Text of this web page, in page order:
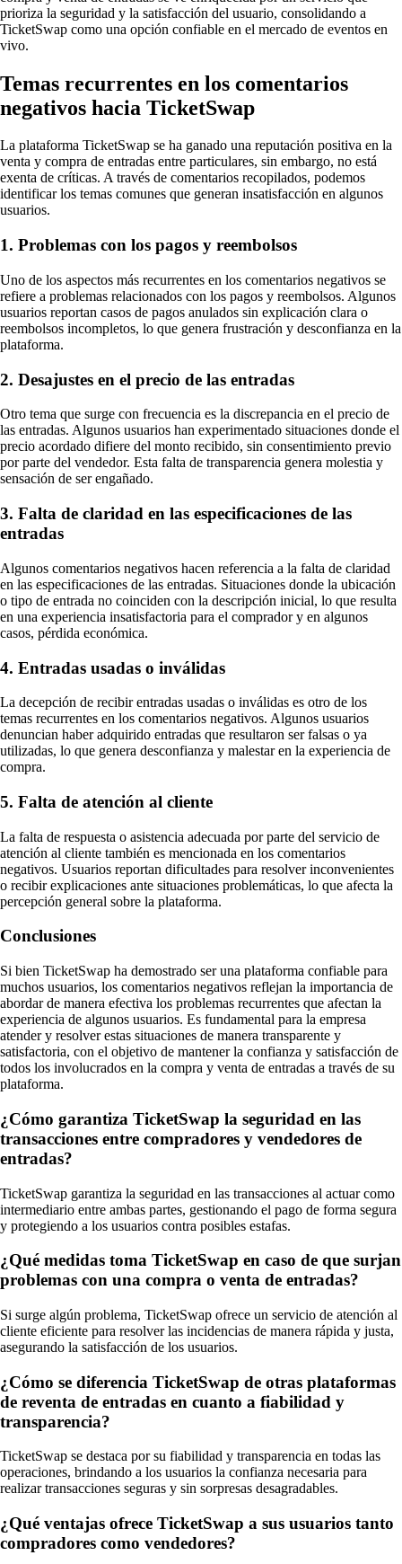
prioriza la seguridad y la satisfacción del usuario, consolidando a
TicketSwap como una opción confiable en el mercado de eventos en
vivo.
Temas recurrentes en los comentarios
negativos hacia TicketSwap
La plataforma TicketSwap se ha ganado una reputación positiva en la
venta y compra de entradas entre particulares, sin embargo, no está
exenta de críticas. A través de comentarios recopilados, podemos
identificar los temas comunes que generan insatisfacción en algunos
usuarios.
1. Problemas con los pagos y reembolsos
Uno de los aspectos más recurrentes en los comentarios negativos se
refiere a problemas relacionados con los pagos y reembolsos. Algunos
usuarios reportan casos de pagos anulados sin explicación clara o
reembolsos incompletos, lo que genera frustración y desconfianza en la
plataforma.
2. Desajustes en el precio de las entradas
Otro tema que surge con frecuencia es la discrepancia en el precio de
las entradas. Algunos usuarios han experimentado situaciones donde el
precio acordado difiere del monto recibido, sin consentimiento previo
por parte del vendedor. Esta falta de transparencia genera molestia y
sensación de ser engañado.
3. Falta de claridad en las especificaciones de las
entradas
Algunos comentarios negativos hacen referencia a la falta de claridad
en las especificaciones de las entradas. Situaciones donde la ubicación
o tipo de entrada no coinciden con la descripción inicial, lo que resulta
en una experiencia insatisfactoria para el comprador y en algunos
casos, pérdida económica.
4. Entradas usadas o inválidas
La decepción de recibir entradas usadas o inválidas es otro de los
temas recurrentes en los comentarios negativos. Algunos usuarios
denuncian haber adquirido entradas que resultaron ser falsas o ya
utilizadas, lo que genera desconfianza y malestar en la experiencia de
compra.
5. Falta de atención al cliente
La falta de respuesta o asistencia adecuada por parte del servicio de
atención al cliente también es mencionada en los comentarios
negativos. Usuarios reportan dificultades para resolver inconvenientes
o recibir explicaciones ante situaciones problemáticas, lo que afecta la
percepción general sobre la plataforma.
Conclusiones
Si bien TicketSwap ha demostrado ser una plataforma confiable para
muchos usuarios, los comentarios negativos reflejan la importancia de
abordar de manera efectiva los problemas recurrentes que afectan la
experiencia de algunos usuarios. Es fundamental para la empresa
atender y resolver estas situaciones de manera transparente y
satisfactoria, con el objetivo de mantener la confianza y satisfacción de
todos los involucrados en la compra y venta de entradas a través de su
plataforma.
¿Cómo garantiza TicketSwap la seguridad en las
transacciones entre compradores y vendedores de
entradas?
TicketSwap garantiza la seguridad en las transacciones al actuar como
intermediario entre ambas partes, gestionando el pago de forma segura
y protegiendo a los usuarios contra posibles estafas.
¿Qué medidas toma TicketSwap en caso de que surjan
problemas con una compra o venta de entradas?
Si surge algún problema, TicketSwap ofrece un servicio de atención al
cliente eficiente para resolver las incidencias de manera rápida y justa,
asegurando la satisfacción de los usuarios.
¿Cómo se diferencia TicketSwap de otras plataformas
de reventa de entradas en cuanto a fiabilidad y
transparencia?
TicketSwap se destaca por su fiabilidad y transparencia en todas las
operaciones, brindando a los usuarios la confianza necesaria para
realizar transacciones seguras y sin sorpresas desagradables.
¿Qué ventajas ofrece TicketSwap a sus usuarios tanto
compradores como vendedores?